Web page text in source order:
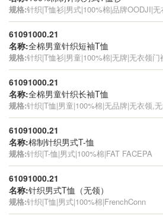
规格:针织|T恤衫|男式|100%棉|品牌OODJI|无
61091000.21
名称:全棉男童针织短袖T恤
规格:针织|T恤衫|男童|100%棉|无牌|无衣领门
61091000.21
名称:全棉男童针织长袖T恤
规格:针织|T恤|男童|100%棉|无品牌|无衣领,
61091000.21
名称:棉制针织男式T-恤
规格:针织|T-恤|男式|100%棉|FAT FACEPA
61091000.21
名称:针织男式T恤（无领）
规格:针织|T恤|男式|100%棉|FrenchConn